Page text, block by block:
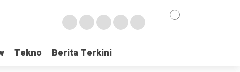
Tekno Berita Terkini
Tekno Berita Terkini